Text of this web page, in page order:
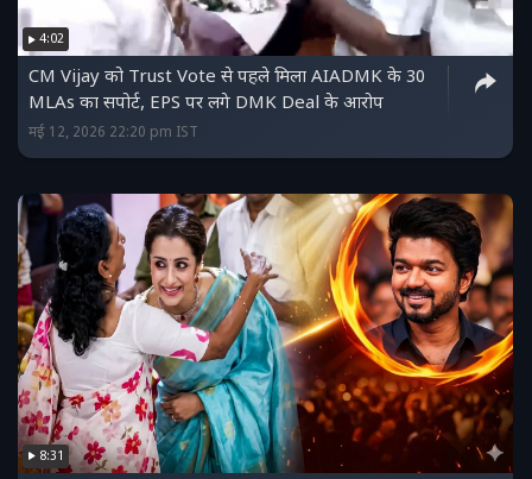
खान और शुभमन गिल ने बेहतरीन प्रदर्शन किया. मनोरंजन की
दुनिया में भी चर्चाएं तेज हैं, जहां प्रीति सेनन ने बॉलीवुड में
महिलाओं के साथ होने वाले भेदभाव पर बयान दिया, वहीं नोरा
फतेही के FIFA समारोह में परफॉर्म करने की खबर सुर्खियों में है.
सभी बड़ी खबरें देशभर में चर्चा का विषय बनी हुई हैं.
4:02
CM Vijay को Trust Vote से पहले मिला AIADMK के 30
MLAs का सपोर्ट, EPS पर लगे DMK Deal के आरोप
मई 12, 2026 22:20 pm IST
8:31